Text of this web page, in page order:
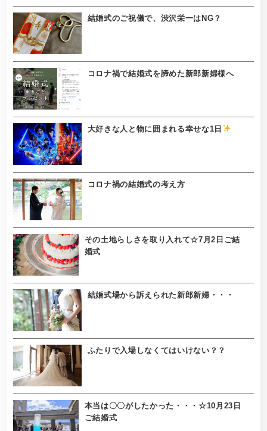
結婚式のご祝儀で、渋沢栄一はNG？
コロナ禍で結婚式を諦めた新郎新婦様へ
大好きな人と物に囲まれる幸せな1日
コロナ禍の結婚式の考え方
その土地らしさを取り入れて☆7月2日ご結
婚式
結婚式場から訴えられた新郎新婦・・・
ふたりで入場しなくてはいけない？？
本当は〇〇がしたかった・・・☆10月23日
ご結婚式